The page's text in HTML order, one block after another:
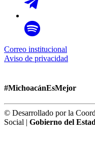
Correo institucional
Aviso de privacidad
#MichoacánEsMejor
© Desarrollado por la
Social | Gobierno del